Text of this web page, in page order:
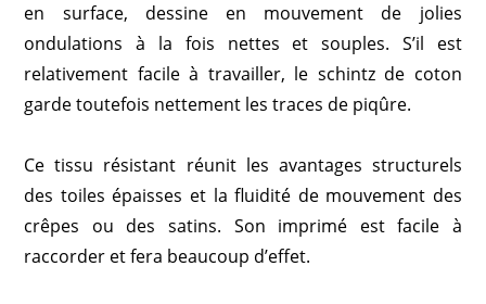
en surface, dessine en mouvement de jolies
ondulations à la fois nettes et souples. S’il est
relativement facile à travailler, le schintz de coton
garde toutefois nettement les traces de piqûre.
Ce tissu résistant réunit les avantages structurels
des toiles épaisses et la fluidité de mouvement des
crêpes ou des satins. Son imprimé est facile à
raccorder et fera beaucoup d’effet.